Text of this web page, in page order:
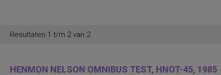
Resultaten 1 t/m 2 van 2
HENMON NELSON OMNIBUS TEST, HNOT-45, 1985